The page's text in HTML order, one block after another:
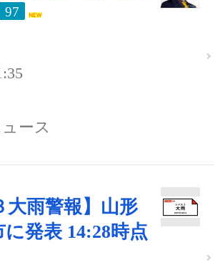
97
ース
大雨警報】山形
発表 14:28時点